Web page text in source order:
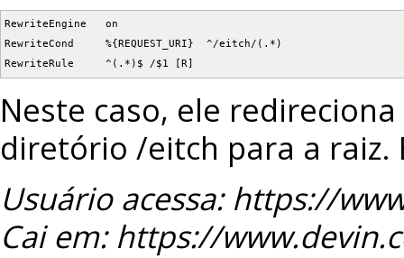
RewriteEngine   on
RewriteCond     %{REQUEST_URI}  ^/eitch/(.*)
RewriteRule     ^(.*)$ /$1 [R]
Neste caso, ele redireciona
diretório /eitch para a raiz.
Usuário acessa: https://
Cai em: https://